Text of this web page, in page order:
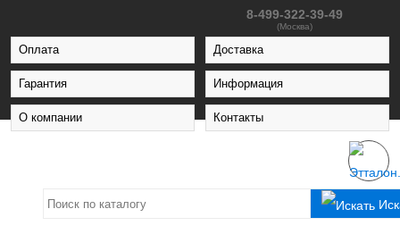
8-499-322-39-49
(Москва)
Оплата Доставка
Гарантия Информация
О компании Контакты